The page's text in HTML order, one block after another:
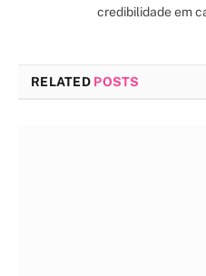
credibilidade em
RELATED POSTS